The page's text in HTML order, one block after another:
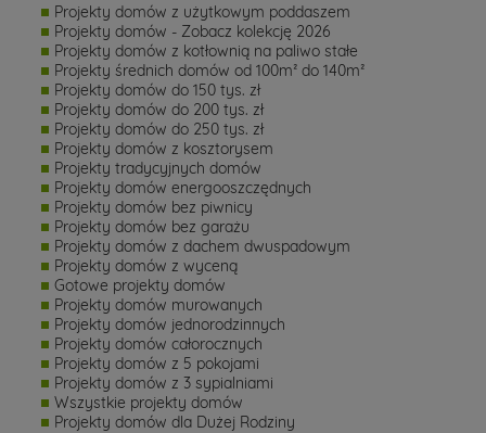
Projekty domów z użytkowym poddaszem
Projekty domów - Zobacz kolekcję 2026
Projekty domów z kotłownią na paliwo stałe
Projekty średnich domów od 100m² do 140m²
Projekty domów do 150 tys. zł
Projekty domów do 200 tys. zł
Projekty domów do 250 tys. zł
Projekty domów z kosztorysem
Projekty tradycyjnych domów
Projekty domów energooszczędnych
Projekty domów bez piwnicy
Projekty domów bez garażu
Projekty domów z dachem dwuspadowym
Projekty domów z wyceną
Gotowe projekty domów
Projekty domów murowanych
Projekty domów jednorodzinnych
Projekty domów całorocznych
Projekty domów z 5 pokojami
Projekty domów z 3 sypialniami
Wszystkie projekty domów
Projekty domów dla Dużej Rodziny